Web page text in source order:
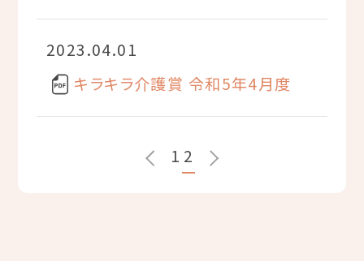
2023.04.01
キラキラ介護賞 令和5年4月度
1 2